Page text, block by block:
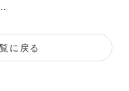
に戻る